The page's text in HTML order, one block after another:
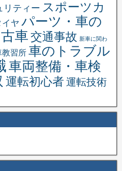
リティー スポーツカ
イヤ パーツ・車の
車 交通事故 新車に関わ
教習所 車のトラブル
車両整備・車検
運転初心者 運転技術